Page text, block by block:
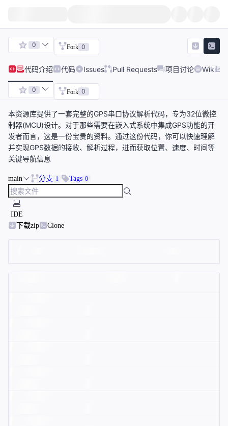
0 Fork 0
代码介绍 代码 Issues Pull Requests 项目讨论 Wiki
0 Fork 0
本资源库提供了一套完整的GPS串口协议解析代码，专为32位微控
制器(MCU)设计。对于那些需要在嵌入式系统中集成GPS功能的开
发者而言，这是一份宝贵的资料。通过这份代码，你可以快速理解
并实现GPS数据的接收、解析过程，进而获取位置、速度、时间等
关键导航信息
main 分支 1 Tags 0
IDE
下载zip
Clone